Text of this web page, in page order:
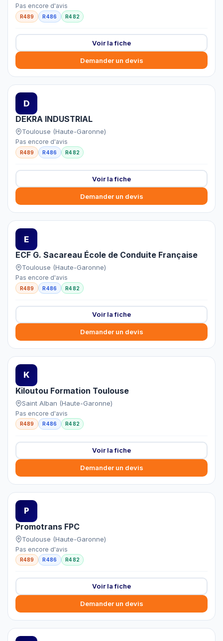
Pas encore d'avis
R489 R486 R482
Voir la fiche
Demander un devis
D
DEKRA INDUSTRIAL
Toulouse (Haute-Garonne)
Pas encore d'avis
R489 R486 R482
Voir la fiche
Demander un devis
E
ECF G. Sacareau École de Conduite Française
Toulouse (Haute-Garonne)
Pas encore d'avis
R489 R486 R482
Voir la fiche
Demander un devis
K
Kiloutou Formation Toulouse
Saint Alban (Haute-Garonne)
Pas encore d'avis
R489 R486 R482
Voir la fiche
Demander un devis
P
Promotrans FPC
Toulouse (Haute-Garonne)
Pas encore d'avis
R489 R486 R482
Voir la fiche
Demander un devis